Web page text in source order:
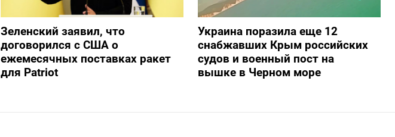
Зеленский заявил, что
договорился с США о
ежемесячных поставках ракет
для Patriot
Украина поразила еще 12
снабжавших Крым российских
судов и военный пост на
вышке в Черном море